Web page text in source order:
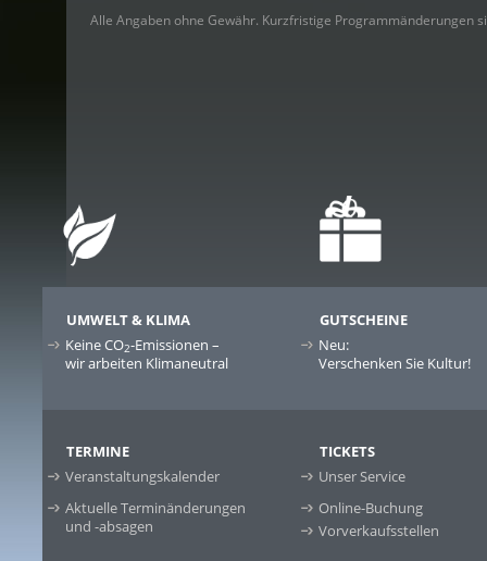
Alle Angaben ohne Gewähr. Kurzfristige Programmänderungen
UMWELT & KLIMA
Keine CO2-Emissionen –
wir arbeiten Klimaneutral
GUTSCHEINE
Neu:
Verschenken Sie Kultur!
TERMINE
Veranstaltungskalender
Aktuelle Terminänderungen
und -absagen
TICKETS
Unser Service
Online-Buchung
Vorverkaufsstellen